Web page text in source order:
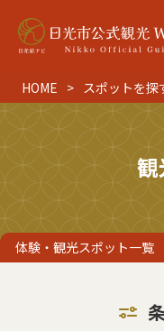
HOME スポットを探
体験・観光スポット一覧